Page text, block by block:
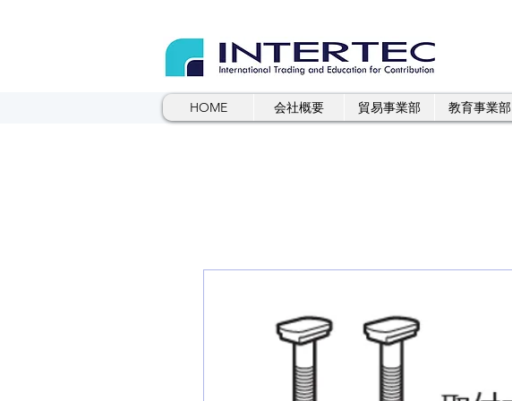
HOME 会社概要 貿易事業部 教育事業部